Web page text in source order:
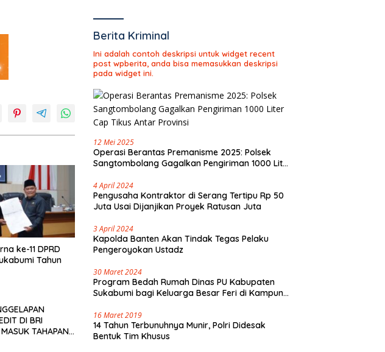
ke-11 DPRD
Tahun
DI BRI
TAHAPAN
Berita Kriminal
Ini adalah contoh deskripsi untuk widget recent
post wpberita, anda bisa memasukkan deskripsi
pada widget ini.
12 Mei 2025
Operasi Berantas Premanisme 2025: Polsek
Sangtombolang Gagalkan Pengiriman 1000 Liter
4 April 2024
Pengusaha Kontraktor di Serang Tertipu Rp 50
Juta Usai Dijanjikan Proyek Ratusan Juta
3 April 2024
Kapolda Banten Akan Tindak Tegas Pelaku
Pengeroyokan Ustadz
30 Maret 2024
Program Bedah Rumah Dinas PU Kabupaten
Sukabumi bagi Keluarga Besar Feri di Kampung
16 Maret 2019
14 Tahun Terbunuhnya Munir, Polri Didesak
Bentuk Tim Khusus